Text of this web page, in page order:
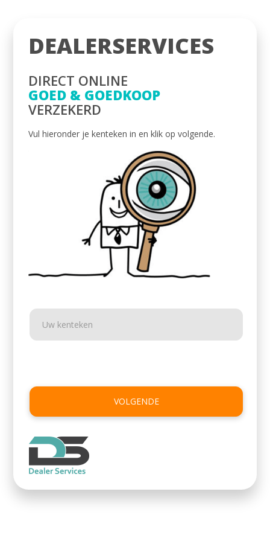
DEALERSERVICES
DIRECT ONLINE
GOED & GOEDKOOP
VERZEKERD
Vul hieronder je kenteken in en klik op volgende.